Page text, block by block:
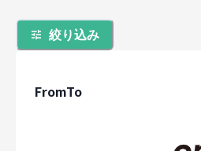
絞り込み
FromTo